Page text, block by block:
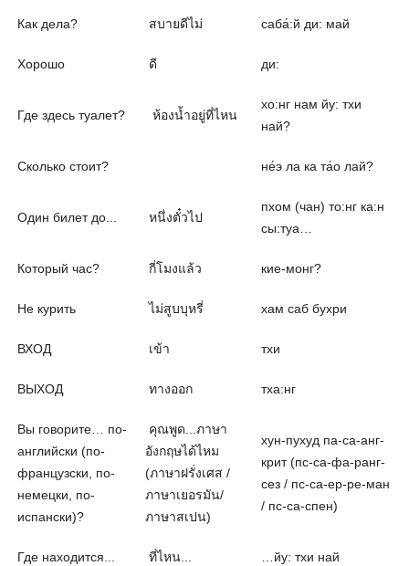
Как дела? สบายดีไม่ саба́:й ди: май
Хорошо ดี ди:
Где здесь туалет? ห้องน้ำอยู่ที่ไหน
хо:нг нам йу: тхи
най?
Сколько стоит? не́э ла ка та́о лай?
Один билет до... หนึ่งตั๋วไป
пхом (чан) то:нг ка:н
сы:туа…
Который час? กี่โมงแล้ว кие-монг?
Не курить ไม่สูบบุหรี่ хам саб бухри
ВХОД เข้า тхи
ВЫХОД ทางออก тха:нг
Вы говорите… по-
английски (по-
французски, по-
немецки, по-
испански)?
คุณพูด...ภาษา
อังกฤษได้ไหม
(ภาษาฝรั่งเศส /
ภาษาเยอรมัน/
ภาษาสเปน)
хун-пухуд па-са-анг-
крит (пс-са-фа-ранг-
сез / пс-са-ер-ре-ман
/ пс-са-спен)
Где находится... ที่ไหน... …йу: тхи най